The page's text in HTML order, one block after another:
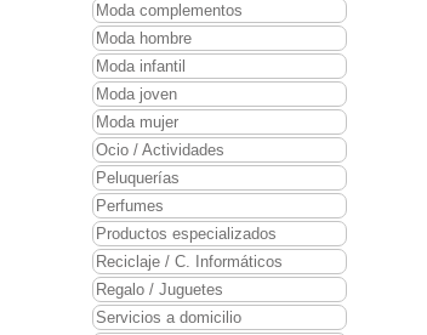
Moda complementos
Moda hombre
Moda infantil
Moda joven
Moda mujer
Ocio / Actividades
Peluquerías
Perfumes
Productos especializados
Reciclaje / C. Informáticos
Regalo / Juguetes
Servicios a domicilio